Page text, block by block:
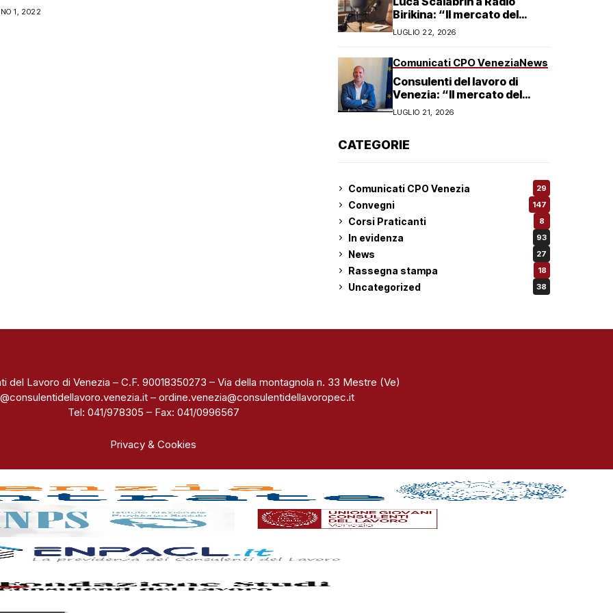
1, 2022
Birikina: “Il mercato del
lavoro in Veneto è in
trasformazione”
LUGLIO 22, 2026
Comunicati CPO VeneziaNews
Consulenti del lavoro di
Venezia: “Il mercato del
lavoro non è in crisi ma in
trasformazione, serve
LUGLIO 21, 2026
CATEGORIE
Comunicati CPO Venezia 29
Convegni 147
Corsi Praticanti 8
In evidenza 93
News 27
Rassegna stampa 18
Uncategorized 38
del Lavoro di Venezia – C.F. 90018350273 – Via della montagnola n. 33 Mestre (Ve)
– ordine.venezia@consulentidellavoropec.it
Tel: 041/978305 – Fax: 041/0996567
Privacy & Cookies